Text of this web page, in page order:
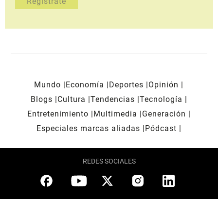
Mundo Economía Deportes
Opinión
Blogs
Cultura Tendencias Tecnología
Entretenimiento
Multimedia
Generación
Especiales marcas aliadas
Pódcast
REDES SOCIALES